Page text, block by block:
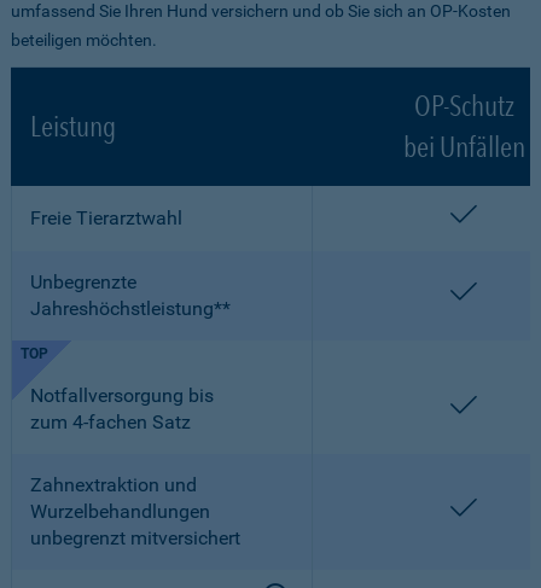
umfassend Sie Ihren Hund versichern und ob Sie sich an OP-Kosten
beteiligen möchten.
Leistung
OP-Schutz
bei Unfällen
Freie Tierarztwahl
Unbegrenzte
Jahreshöchstleistung**
Notfallversorgung bis
zum 4-fachen Satz
TOP
Zahnextraktion und
Wurzelbehandlungen
unbegrenzt mitversichert